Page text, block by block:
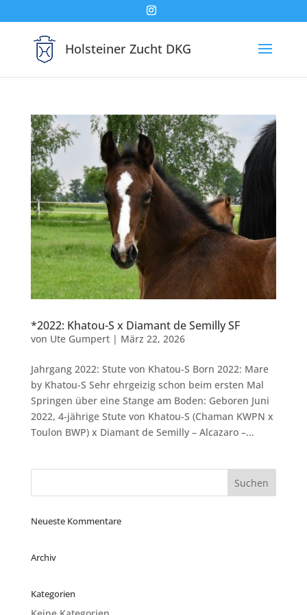
Holsteiner Zucht DKG
*2022: Khatou-S x Diamant de Semilly SF
von Ute Gumpert| März 22, 2026
Jahrgang 2022: Stute von Khatou-S Born 2022: Mare
by Khatou-S Sehr ehrgeizig schon beim ersten Mal
Springen über eine Stange am Boden: Geboren Juni
2022, 4-jährige Stute von Khatou-S (Chaman KWPN x
Toulon BWP) x Diamant de Semilly – Alcazaro –...
Neueste Kommentare
Archiv
Kategorien